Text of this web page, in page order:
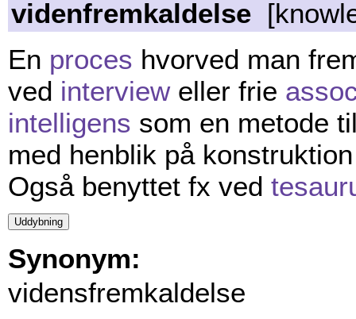
videnfremkaldelse
En proces hvorved man
ved intervieweller frie
intelligens som en metode
med henblik på
Også benyttet fx ved
Synonym:
vidensfremkaldelse